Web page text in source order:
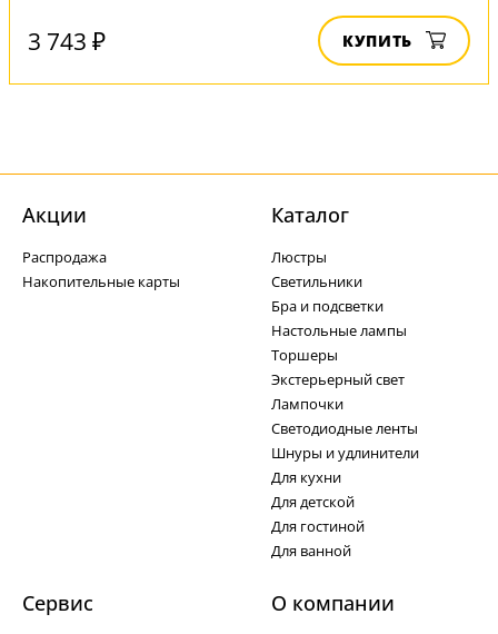
3 743 ₽ КУПИТЬ
Акции
Распродажа
Накопительные карты
Каталог
Люстры
Светильники
Бра и подсветки
Настольные лампы
Торшеры
Экстерьерный свет
Лампочки
Светодиодные ленты
Шнуры и удлинители
Для кухни
Для детской
Для гостиной
Для ванной
Сервис О компании